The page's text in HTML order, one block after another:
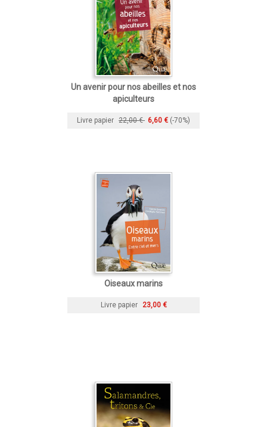
Un avenir pour nos abeilles et nos
apiculteurs
Livre papier 22,00 € 6,60 € (-70%)
Oiseaux marins
Livre papier 23,00 €